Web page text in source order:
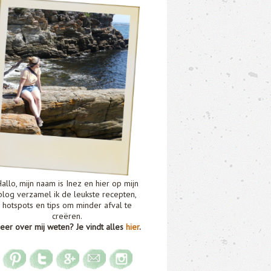
mijn naam is Inez en hier op mijn
verzamel ik de leukste recepten,
hotspots en tips om minder afval te
creëren.
over mij weten? Je vindt alles hier.